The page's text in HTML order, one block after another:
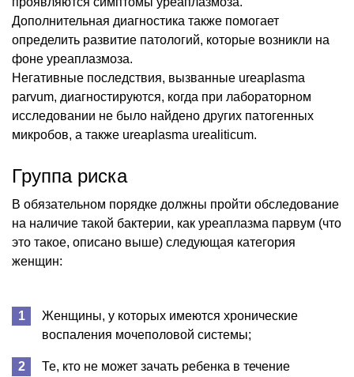
Дополнительная диагностика также помогает
определить развитие патологий, которые возникли на
фоне уреаплазмоза.
Негативные последствия, вызванные ureaplasma
parvum, диагностируются, когда при лабораторном
исследовании не было найдено других патогенных
микробов, а также ureaplasma urealiticum.
Группа риска
В обязательном порядке должны пройти обследование
на наличие такой бактерии, как уреаплазма парвум (что
это такое, описано выше) следующая категория
женщин:
Женщины, у которых имеются хронические
воспаления мочеполовой системы;
Те, кто не может зачать ребенка в течение